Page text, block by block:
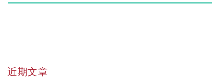
近期文章